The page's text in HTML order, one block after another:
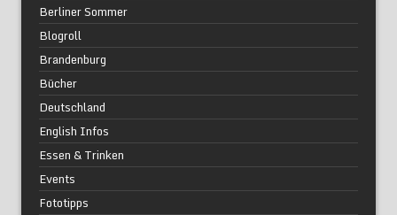
Berliner Sommer
Blogroll
Brandenburg
Bücher
Deutschland
English Infos
Essen & Trinken
Events
Fototipps